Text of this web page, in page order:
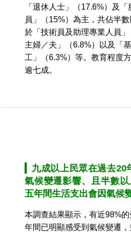
「退休人士」（17.6%）及
員」（15%）為主，共佔半
於「技術員及助理專業人員
主婦／夫」（6.8%）以及「
工」（6.3%）等。教育程度
逾七成。
九成以上民眾在過去20
氣候變遷影響、且半數
五年間生活支出會因氣候
本調查結果顯示，有近98%
年間已明顯感受到氣候變遷